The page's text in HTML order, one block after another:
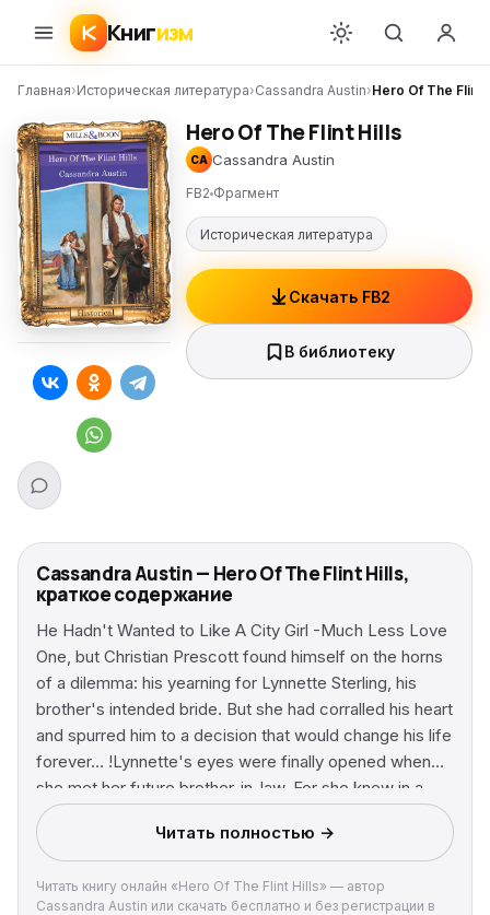
Книгизм
Главная›Историческая литература›Cassandra Austin›Hero Of The Flint
Hero Of The Flint Hills
CA Cassandra Austin
FB2 Фрагмент
Историческая литература
Скачать FB2
В библиотеку
Cassandra Austin — Hero Of The Flint Hills,
краткое содержание
He Hadn't Wanted to Like A City Girl -Much Less Love
One, but Christian Prescott found himself on the horns
of a dilemma: his yearning for Lynnette Sterling, his
brother's intended bride. But she had corralled his heart
and spurred him to a decision that would change his life
forever… !Lynnette's eyes were finally opened when
she met her future brother-in-law. For she knew in a
prairie heartbeat that Christian Prescott was the
embodiment of the rugged West – and the unattainable
realization of her every dream of love!
Читать полностью →
Читать книгу онлайн «Hero Of The Flint Hills» — автор
Cassandra Austin или скачать бесплатно и без регистрации в